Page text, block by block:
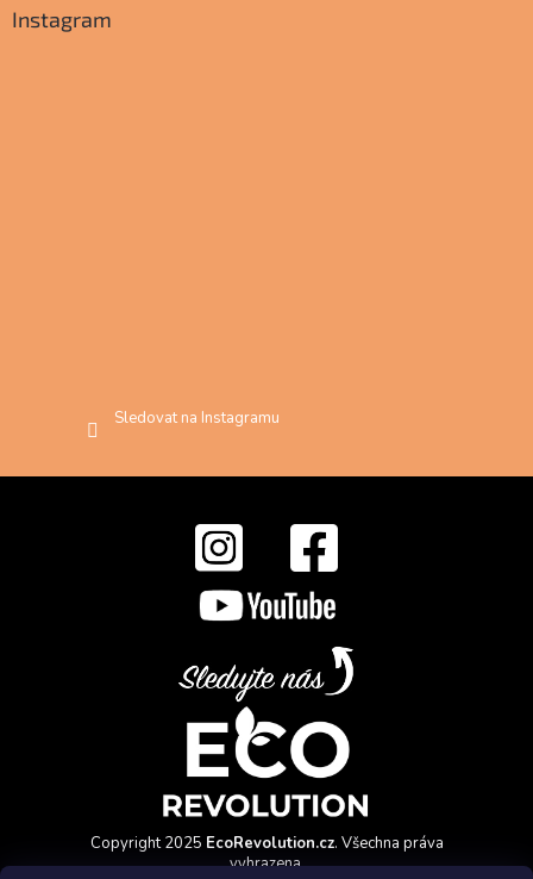
Instagram
Sledovat na Instagramu
Copyright 2025 EcoRevolution.cz. Všechna práva
vyhrazena.